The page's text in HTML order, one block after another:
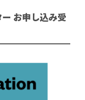
お申し込み受